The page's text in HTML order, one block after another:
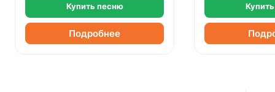
Купить песню
Подробнее